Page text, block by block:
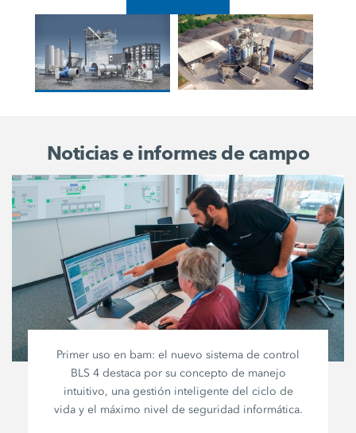
Noticias e informes de campo
Primer uso en bam: el nuevo sistema de control
BLS 4 destaca por su concepto de manejo
intuitivo, una gestión inteligente del ciclo de
vida y el máximo nivel de seguridad informática.